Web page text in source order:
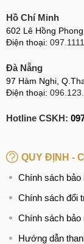
Hồ Chí Minh
602 Lê Hồng
Điện thoại:
Đà Nẵng
97 Hàm Nghi,
Điện thoại:
Hotline CSKH:
QUY ĐỊNH -
Chính sách bảo
Chính sách đổi
Chính sách bảo
Hướng dẫn